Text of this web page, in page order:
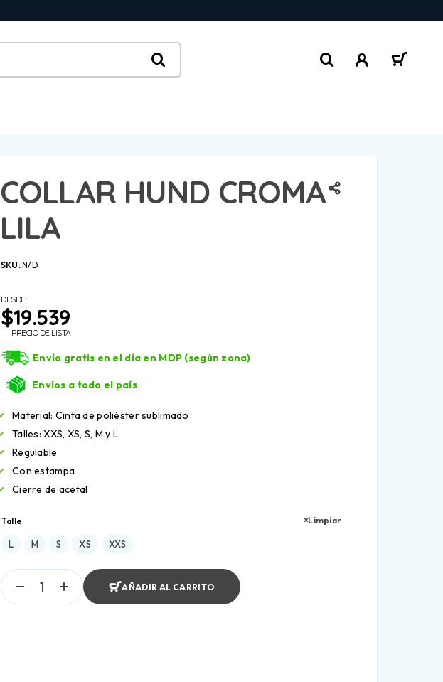
COLLAR HUND CROMA
LILA
SKU:N/D
DESDE:
$19.539
PRECIO DE LISTA
Envío gratis en el día en MDP (según zona)
Envíos a todo el país
Material: Cinta de poliéster sublimado
Talles: XXS, XS, S, M y L
Regulable
Con estampa
Cierre de acetal
Talle
L M S XS XXS
Limpiar
AÑADIR AL CARRITO